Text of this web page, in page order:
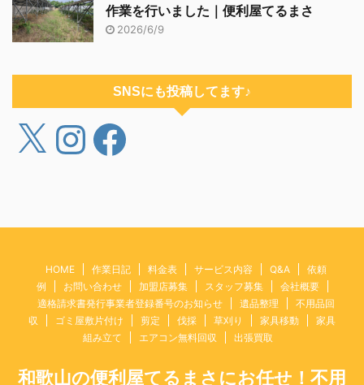
作業を行いました｜便利屋てるまさ
2026/6/9
SNSにも投稿してます♪
HOME 作業日記 料金表 サービス内容 Q&A
依頼
例
お問い合わせ 加盟店募集 スタッフ募集
会社概要
適格請求書発行事業者登録番号のお知らせ
遺品整理
不用品回
収
ゴミ屋敷片付け 剪定 伐採 草刈り 家具移動
家具
組み立て
エアコン無料回収 出張買取
和歌山の便利屋てるまさにお任せ！不用